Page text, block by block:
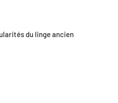
du linge ancien